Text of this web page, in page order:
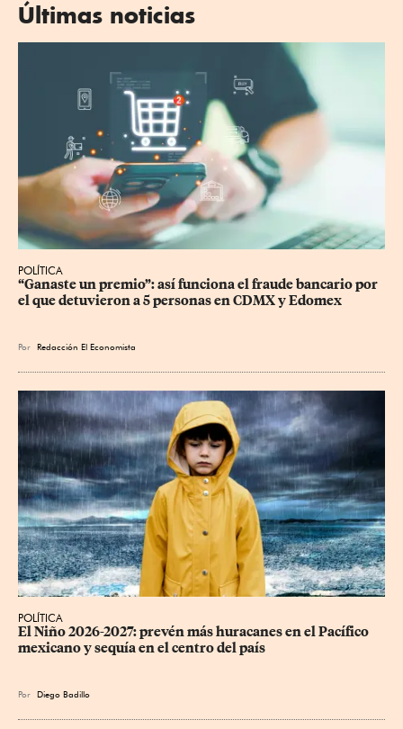
Últimas noticias
POLÍTICA
“Ganaste un premio”: así funciona el fraude bancario por
el que detuvieron a 5 personas en CDMX y Edomex
Por Redacción El Economista
POLÍTICA
El Niño 2026-2027: prevén más huracanes en el Pacífico
mexicano y sequía en el centro del país
Por Diego Badillo